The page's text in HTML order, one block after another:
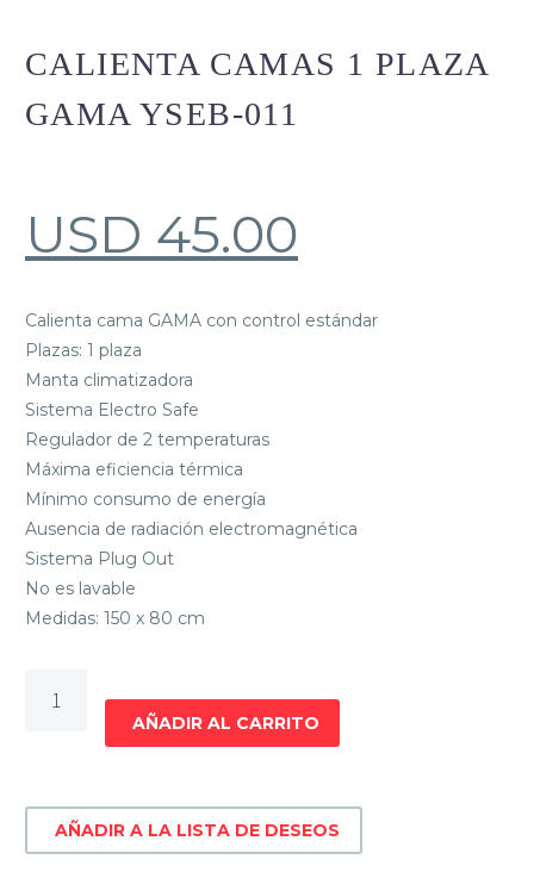
CALIENTA CAMAS 1 PLAZA
GAMA YSEB-011
USD 45.00
Calienta cama GAMA con control estándar
Plazas: 1 plaza
Manta climatizadora
Sistema Electro Safe
Regulador de 2 temperaturas
Máxima eficiencia térmica
Mínimo consumo de energía
Ausencia de radiación electromagnética
Sistema Plug Out
No es lavable
Medidas: 150 x 80 cm
CAMAS
GAMA
YSEB-
AÑADIR AL CARRITO
AÑADIR A LA LISTA DE DESEOS